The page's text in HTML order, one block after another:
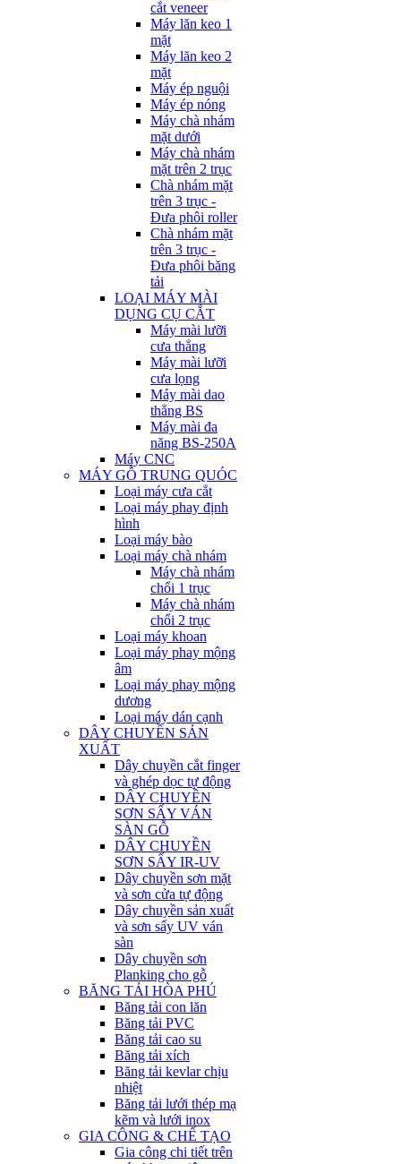
cắt veneer
Máy lăn keo 1
mặt
Máy lăn keo 2
mặt
Máy ép nguội
Máy ép nóng
Máy chà nhám
mặt dưới
Máy chà nhám
mặt trên 2 trục
Chà nhám mặt
trên 3 trục -
Đưa phôi roller
Chà nhám mặt
trên 3 trục -
Đưa phôi băng
tải
LOẠI MÁY MÀI
DỤNG CỤ CẮT
Máy mài lưỡi
cưa thẳng
Máy mài lưỡi
cưa lọng
Máy mài dao
thẳng BS
Máy mài đa
năng BS-250A
Máy CNC
MÁY GỖ TRUNG QUÓC
Loại máy cưa cắt
Loại máy phay định
hình
Loại máy bào
Loại máy chà nhám
Máy chà nhám
chổi 1 trục
Máy chà nhám
chổi 2 trục
Loại máy khoan
Loại máy phay mộng
âm
Loại máy phay mộng
dương
Loại máy dán cạnh
DÂY CHUYỀN SẢN
XUẤT
Dây chuyền cắt finger
và ghép dọc tự động
DÂY CHUYỀN
SƠN SẤY VÁN
SÀN GỖ
DÂY CHUYỀN
SƠN SẤY IR-UV
Dây chuyền sơn mặt
và sơn cửa tự động
Dây chuyền sản xuất
và sơn sấy UV ván
sàn
Dây chuyền sơn
Planking cho gỗ
BĂNG TẢI HÒA PHÚ
Băng tải con lăn
Băng tải PVC
Băng tải cao su
Băng tải xích
Băng tải kevlar chịu
nhiệt
Băng tải lưới thép mạ
kẽm và lưới inox
GIA CÔNG & CHẾ TẠO
Gia công chi tiết trên